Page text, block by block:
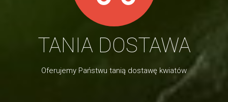
TANIA DOSTAWA
Oferujemy Państwu tanią dostawę kwiatów